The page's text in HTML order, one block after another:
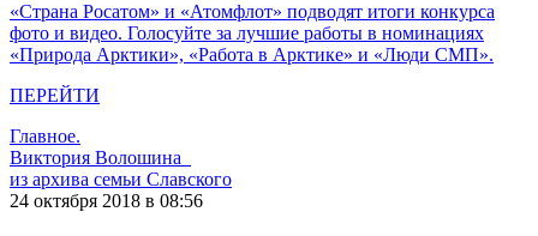
«Страна Росатом» и «Атомфлот» подводят итоги конкурса
фото и видео. Голосуйте за лучшие работы в номинациях
«Природа Арктики», «Работа в Арктике» и «Люди СМП».
ПЕРЕЙТИ
Главное.
Виктория Волошина
из архива семьи Славского
24 октября 2018 в 08:56